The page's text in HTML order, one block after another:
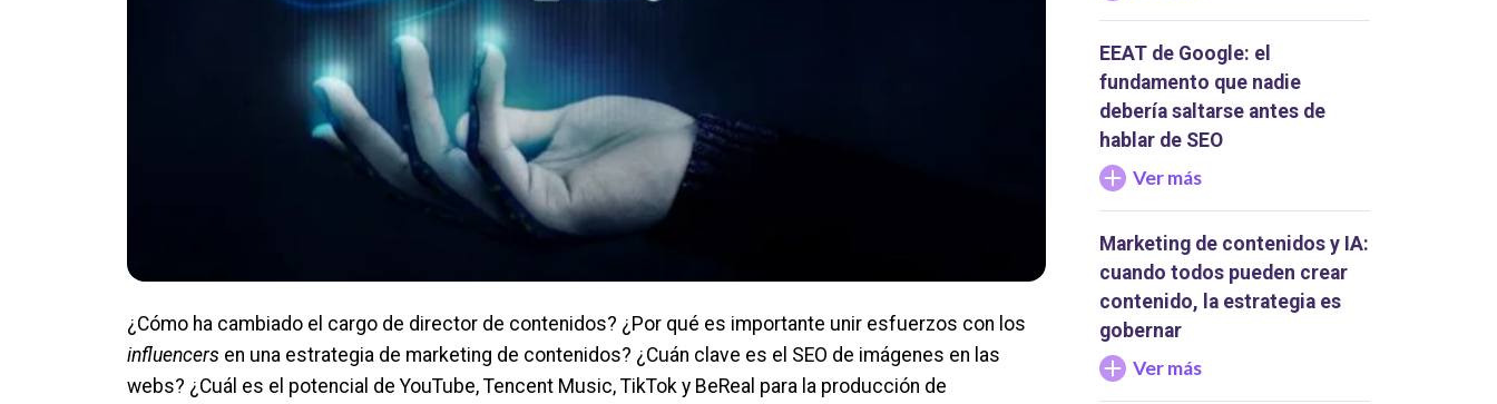
¿Cómo ha cambiado el cargo de director de contenidos? ¿Por qué es importante unir esfuerzos con los
influencers en una estrategia de marketing de contenidos? ¿Cuán clave es el SEO de imágenes en las
webs? ¿Cuál es el potencial de YouTube, Tencent Music, TikTok y BeReal para la producción de
EEAT de Google: el
fundamento que nadie
debería saltarse antes de
hablar de SEO
Ver más
Marketing de contenidos y IA:
cuando todos pueden crear
contenido, la estrategia es
gobernar
Ver más